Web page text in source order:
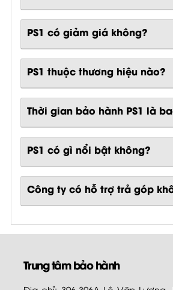
PS1 có giảm giá không?
PS1 thuộc thương hiệu nào?
Thời gian bảo hành PS1 là
PS1 có gì nổi bật không?
Công ty có hỗ trợ trả góp
Trung tâm bảo hành